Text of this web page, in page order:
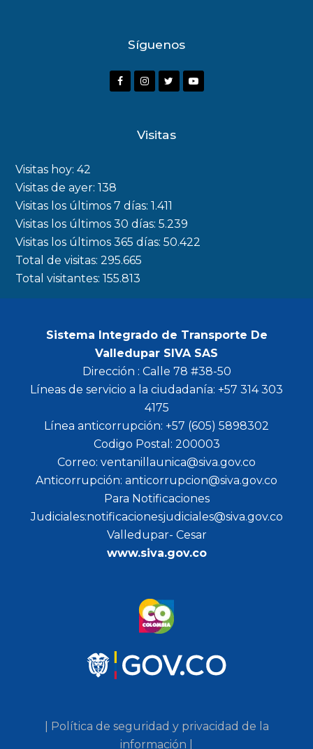
Síguenos
F
o
k
I
a
m
Y
Visitas
Visitas hoy:42
Visitas de ayer:138
Visitas los últimos 7 días:1.411
Visitas los últimos 30 días:5.239
Visitas los últimos 365 días:50.422
Total de visitas:295.665
Total visitantes:155.813
Sistema Integrado de Transporte De
Valledupar SIVA SAS
Dirección : Calle 78 #38-50
Líneas de servicio a la ciudadanía: +57 314 303
4175
Línea anticorrupción: +57 (605) 5898302
Codigo Postal: 200003
Correo: ventanillaunica@siva.gov.co
Anticorrupción: anticorrupcion@siva.gov.co
Para Notificaciones
Judiciales:notificacionesjudiciales@siva.gov.co
Valledupar- Cesar
www.siva.gov.co
| Política de seguridad y privacidad de la
información |